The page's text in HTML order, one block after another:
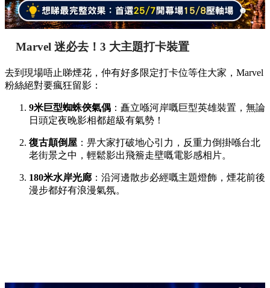
Marvel 迷必去！3 大主題打卡裝置
去到現場唔止睇煙花，仲有好多限定打卡位等住大家，Marvel
粉絲絕對要瘋狂留影：
9米巨型蜘蛛俠氣偶 ：矗立喺河岸嘅巨型英雄裝置，無論
日頭定夜晚影相都超級有氣勢！
復古顛倒屋 ：畀大家打破地心引力，反重力倒掛喺台北
老街景之中，輕鬆影出飛簷走壁嘅電影感相片。
180米水岸光廊 ：沿河邊散步必經嘅主題燈飾，煙花前後
漫步都好有浪漫氣氛。